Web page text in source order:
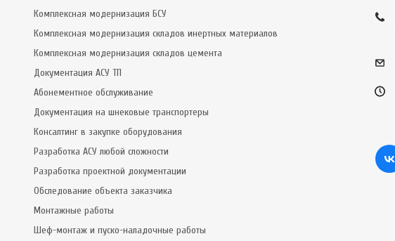
Комплексная модернизация БСУ
Комплексная модернизация складов инертных материалов
Комплексная модернизация складов цемента
Документация АСУ ТП
Абонементное обслуживание
Документация на шнековые транспортеры
Консалтинг в закупке оборудования
Разработка АСУ любой сложности
Разработка проектной документации
Обследование объекта заказчика
Монтажные работы
Шеф-монтаж и пуско-наладочные работы